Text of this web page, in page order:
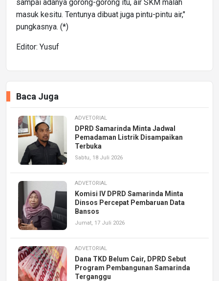
sampai adanya gorong-gorong itu, air SKM malah
masuk kesitu. Tentunya dibuat juga pintu-pintu air,"
pungkasnya. (*)
Editor: Yusuf
Baca Juga
ADVETORIAL
DPRD Samarinda Minta Jadwal
Pemadaman Listrik Disampaikan
Terbuka
Sabtu, 18 Juli 2026
ADVETORIAL
Komisi IV DPRD Samarinda Minta
Dinsos Percepat Pembaruan Data
Bansos
Jumat, 17 Juli 2026
ADVETORIAL
Dana TKD Belum Cair, DPRD Sebut
Program Pembangunan Samarinda
Terganggu